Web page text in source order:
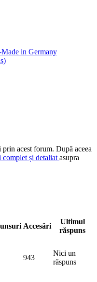
acest forum. După aceea
complet și detaliat asupra
Accesări
Ultimul
răspuns
943
Nici un
răspuns